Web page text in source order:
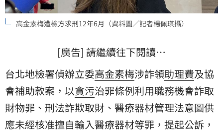
高金素梅遭檢方求刑12年6月（資料圖／記者楊佩琪攝）
[廣告] 請繼續往下閱讀…
台北地檢署偵辦立委高金素梅涉詐領助理費及協
會補助款案，以貪污治罪條例利用職務機會詐取
財物罪、刑法詐欺取財、醫療器材管理法意圖供
應未經核准擅自輸入醫療器材等罪，提起公訴，